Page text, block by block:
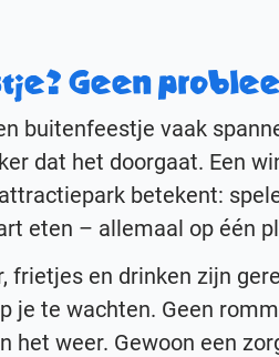
Geen
buitenfeestje vaak
dat het doorgaat. Een
betekent:
eten – allemaal op één
frietjes en drinken zijn
je te wachten. Geen
het weer. Gewoon een